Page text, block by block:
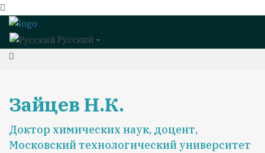
Русский
Зайцев Н.К.
Доктор химических наук, доцент,
Московский технологический университет